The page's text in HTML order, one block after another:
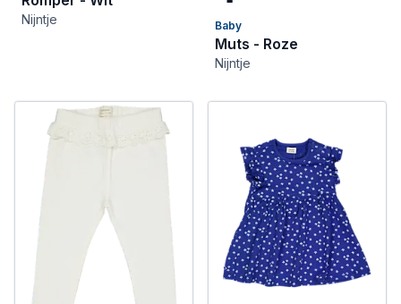
Nijntje Baby
Muts - Roze
Nijntje